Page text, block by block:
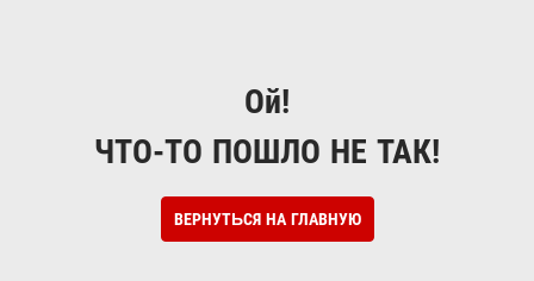
Ой!
ЧТО-ТО ПОШЛО НЕ ТАК!
ВЕРНУТЬСЯ НА ГЛАВНУЮ